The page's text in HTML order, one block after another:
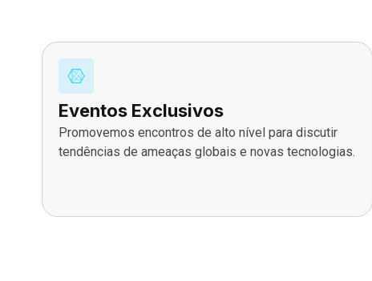
Eventos Exclusivos
Promovemos encontros de alto nível para discutir
tendências de ameaças globais e novas tecnologias.